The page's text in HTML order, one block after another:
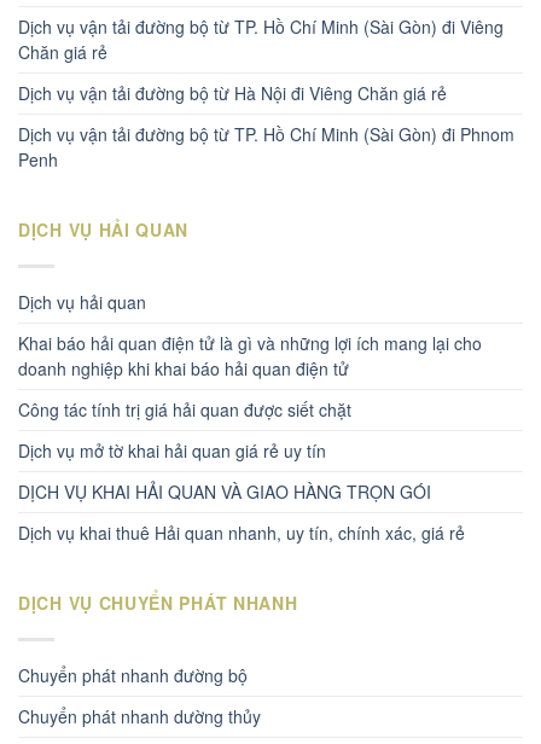
Dịch vụ vận tải đường bộ từ TP. Hồ Chí Minh (Sài Gòn) đi Viêng
Chăn giá rẻ
Dịch vụ vận tải đường bộ từ Hà Nội đi Viêng Chăn giá rẻ
Dịch vụ vận tải đường bộ từ TP. Hồ Chí Minh (Sài Gòn) đi Phnom
Penh
DỊCH VỤ HẢI QUAN
Dịch vụ hải quan
Khai báo hải quan điện tử là gì và những lợi ích mang lại cho
doanh nghiệp khi khai báo hải quan điện tử
Công tác tính trị giá hải quan được siết chặt
Dịch vụ mở tờ khai hải quan giá rẻ uy tín
DỊCH VỤ KHAI HẢI QUAN VÀ GIAO HÀNG TRỌN GÓI
Dịch vụ khai thuê Hải quan nhanh, uy tín, chính xác, giá rẻ
DỊCH VỤ CHUYỂN PHÁT NHANH
Chuyển phát nhanh đường bộ
Chuyển phát nhanh dường thủy